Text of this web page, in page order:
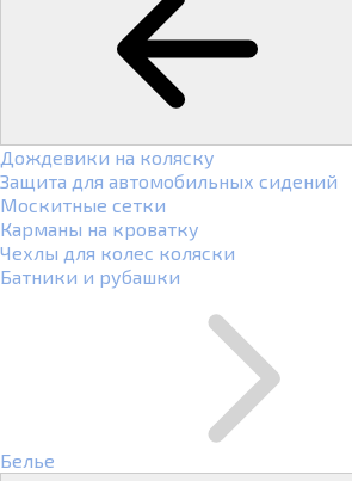
Дождевики на коляску
Защита для автомобильных сидений
Москитные сетки
Карманы на кроватку
Чехлы для колес коляски
Батники и рубашки
Белье